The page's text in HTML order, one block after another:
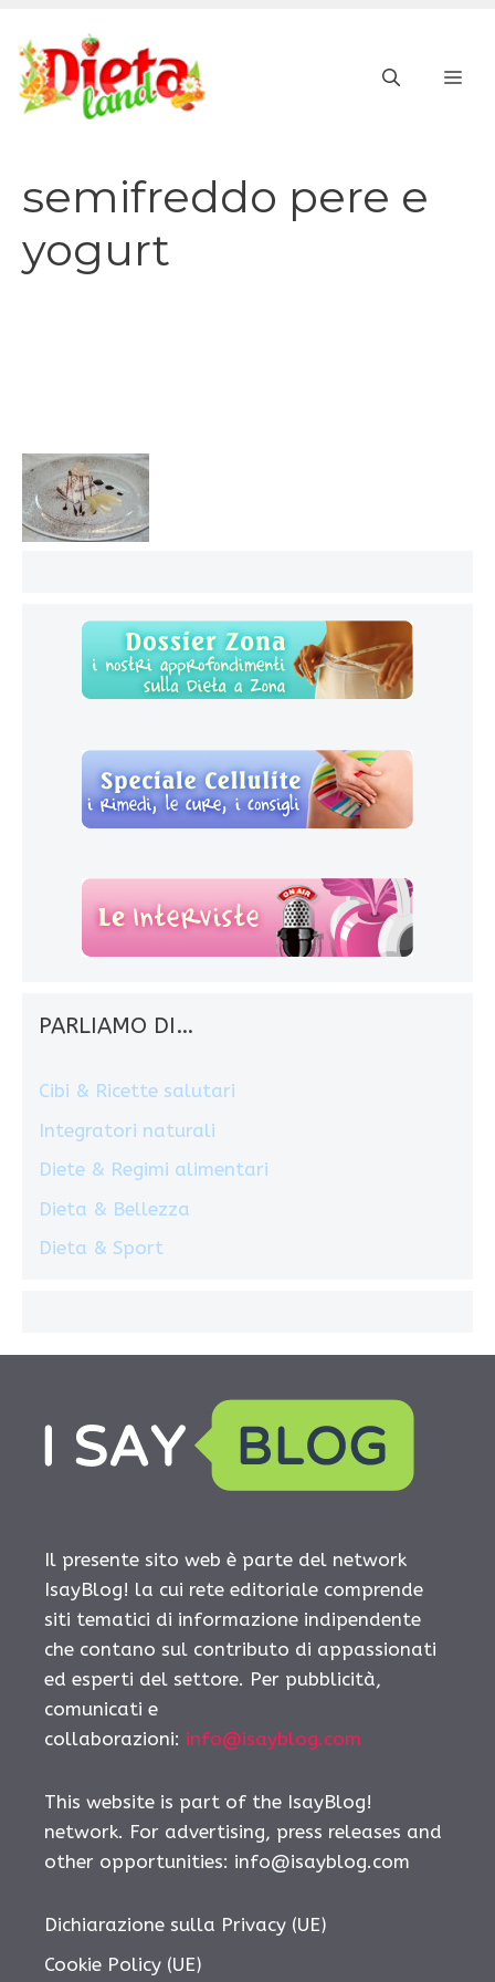
contenuto
semifreddo pere e
yogurt
PARLIAMO DI…
Cibi & Ricette salutari
Integratori naturali
Diete & Regimi alimentari
Dieta & Bellezza
Dieta & Sport
Il presente sito web è parte del network
IsayBlog! la cui rete editoriale comprende
siti tematici di informazione indipendente
che contano sul contributo di appassionati
ed esperti del settore. Per pubblicità,
comunicati e
collaborazioni: info@isayblog.com
This website is part of the IsayBlog!
network. For advertising, press releases and
other opportunities: info@isayblog.com
Dichiarazione sulla Privacy (UE)
Cookie Policy (UE)